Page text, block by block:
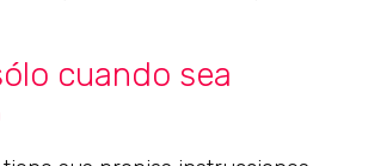
cuando sea